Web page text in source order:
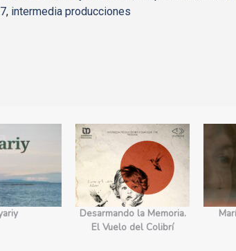
, intermedia producciones
Desarmando la Memoria.
El Vuelo del Colibrí